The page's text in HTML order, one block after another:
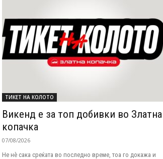
ТИКЕТ НА КОЛОТО
Викенд е за топ добивки во Златна
копачка
07/08/2026
Не нѐ сака среќата во последно време, тоа го докажа и